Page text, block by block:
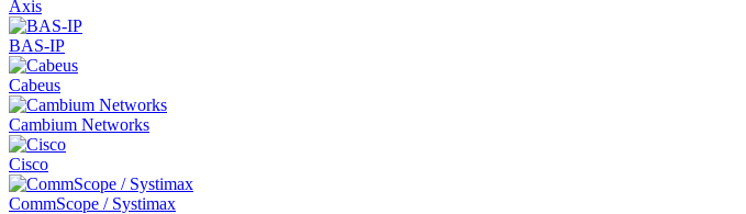
Axis
BAS-IP
Cabeus
Cambium Networks
Cisco
CommScope / Systimax